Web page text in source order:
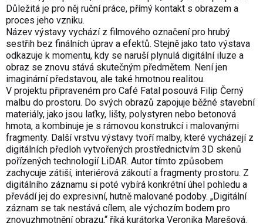
Důležitá je pro něj ruční práce, přímý kontakt s obrazem a
proces jeho vzniku.
Název výstavy vychází z filmového označení pro hrubý
sestřih bez finálních úprav a efektů. Stejně jako tato výstava
odkazuje k momentu, kdy se naruší plynulá digitální iluze a
obraz se znovu stává skutečným předmětem. Není jen
imaginární představou, ale také hmotnou realitou.
V projektu připraveném pro Café Fatal posouvá Filip Černý
malbu do prostoru. Do svých obrazů zapojuje běžné stavební
materiály, jako jsou laťky, lišty, polystyren nebo betonová
hmota, a kombinuje je s rámovou konstrukcí i malovanými
fragmenty. Další vrstvu výstavy tvoří malby, které vycházejí z
digitálních předloh vytvořených prostřednictvím 3D skenů
pořízených technologií LiDAR. Autor tímto způsobem
zachycuje zátiší, interiérová zákoutí a fragmenty prostoru. Z
digitálního záznamu si poté vybírá konkrétní úhel pohledu a
převádí jej do expresivní, hutně malované podoby. „Digitální
záznam se tak nestává cílem, ale výchozím bodem pro
znovuzhmotnění obrazu,“ říká kurátorka Veronika Marešová.